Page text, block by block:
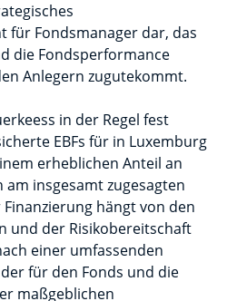
für Fondsmanager dar, das
die Fondsperformance
Anlegern zugutekommt.
in der Regel fest
EBFs für in Luxemburg
erheblichen Anteil an
insgesamt zugesagten
hängt von den
und der Risikobereitschaft
einer umfassenden
für den Fonds und die
maßgeblichen